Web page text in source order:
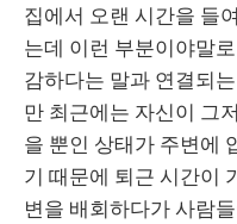
집에서 오랜 시간을 들
는데 이런 부분이야말
감하다는 말과 연결되
만 최근에는 자신이 그
을 뿐인 상태가 주변에
기 때문에 퇴근 시간이
변을 배회하다가 사람